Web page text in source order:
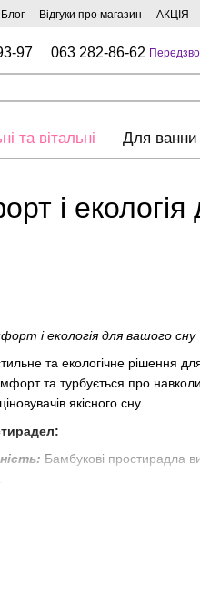
Блог Відгуки про магазин АКЦІЯ
97 063 282-86-62
та вітальні Для ванни
і
і екологія для вашого сну
та екологічне рішення
та турбується про
якісного сну.
Бамбукові простирадла